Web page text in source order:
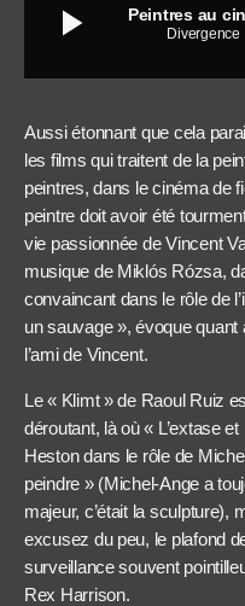
play_arrow Peintres au
Divergence
Aussi étonnant que cela
les films qui traitent de la
peintres, dans le cinéma de
peintre doit avoir été
vie passionnée de Vincent
musique de Miklós Rózsa,
convaincant dans le rôle de
un sauvage », évoque quant
l’ami de Vincent.
Le « Klimt » de Raoul Ruiz
déroutant, là où « L’extase
Heston dans le rôle de
peindre » (Michel-Ange a
majeur, c’était la sculpture),
excusez du peu, le plafond
surveillance souvent
Rex Harrison.